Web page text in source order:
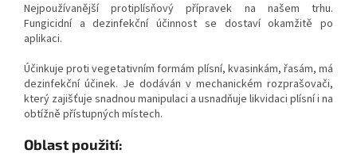
Nejpoužívanější protiplísňový přípravek na našem trhu.
Fungicidní a dezinfekční účinnost se dostaví okamžitě po
aplikaci.
Účinkuje proti vegetativním formám plísní, kvasinkám, řasám, má
dezinfekční účinek. Je dodáván v mechanickém rozprašovači,
který zajišťuje snadnou manipulaci a usnadňuje likvidaci plísní i na
obtížně přístupných místech.
Oblast použití: